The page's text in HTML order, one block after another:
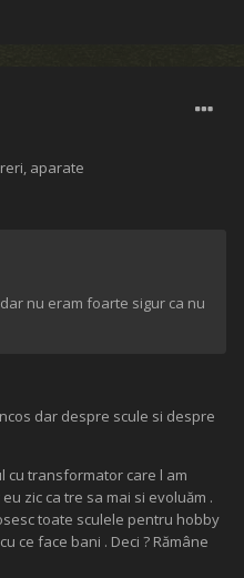
aparate
nu eram foarte sigur ca nu
dar despre scule si despre
cu transformator care l am
zic ca tre sa mai si evoluăm .
toate sculele pentru hobby
ce face bani . Deci ? Rămâne